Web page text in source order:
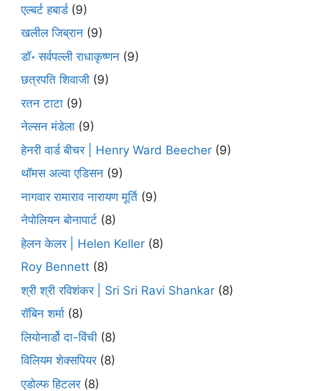
एल्बर्ट हबार्ड(9)
खलील जिब्रान (9)
डॉ॰ सर्वपल्ली राधाकृष्णन (9)
छत्रपति शिवाजी (9)
रतन टाटा (9)
नेल्सन मंडेला (9)
हेनरी वार्ड बीचर | Henry Ward Beecher (9)
थॉमस अल्वा एडिसन (9)
नागवार रामाराव नारायण मूर्ति (9)
नेपोलियन बोनापार्ट (8)
हेलन केलर | Helen Keller (8)
Roy Bennett (8)
श्री श्री रविशंकर | Sri Sri Ravi Shankar (8)
रॉबिन शर्मा (8)
लियोनार्डो दा-विंची (8)
विलियम शेक्सपियर(8)
एडोल्फ हिटलर(8)